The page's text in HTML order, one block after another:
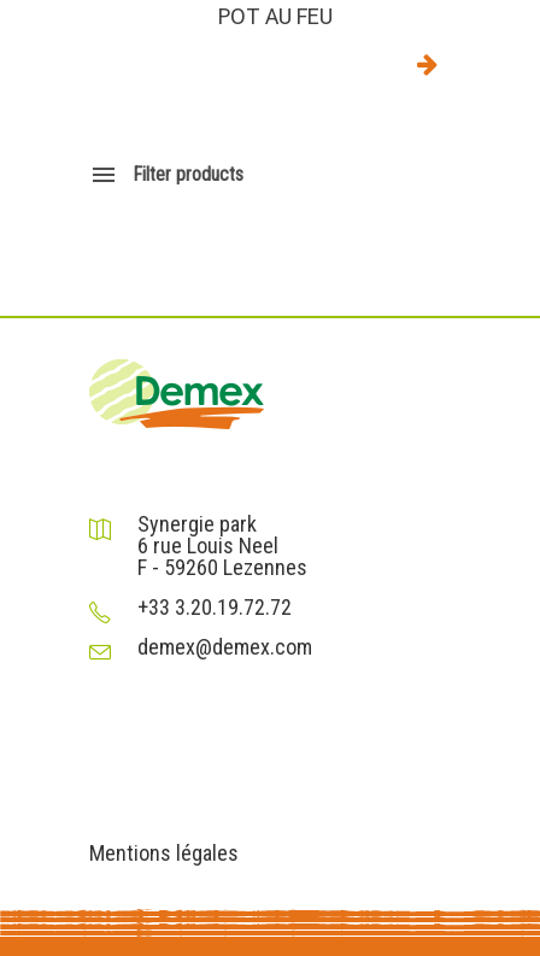
POT AU FEU
Filter products
Synergie park
6 rue Louis Neel
F - 59260 Lezennes
+33 3.20.19.72.72
demex@demex.com
Mentions légales